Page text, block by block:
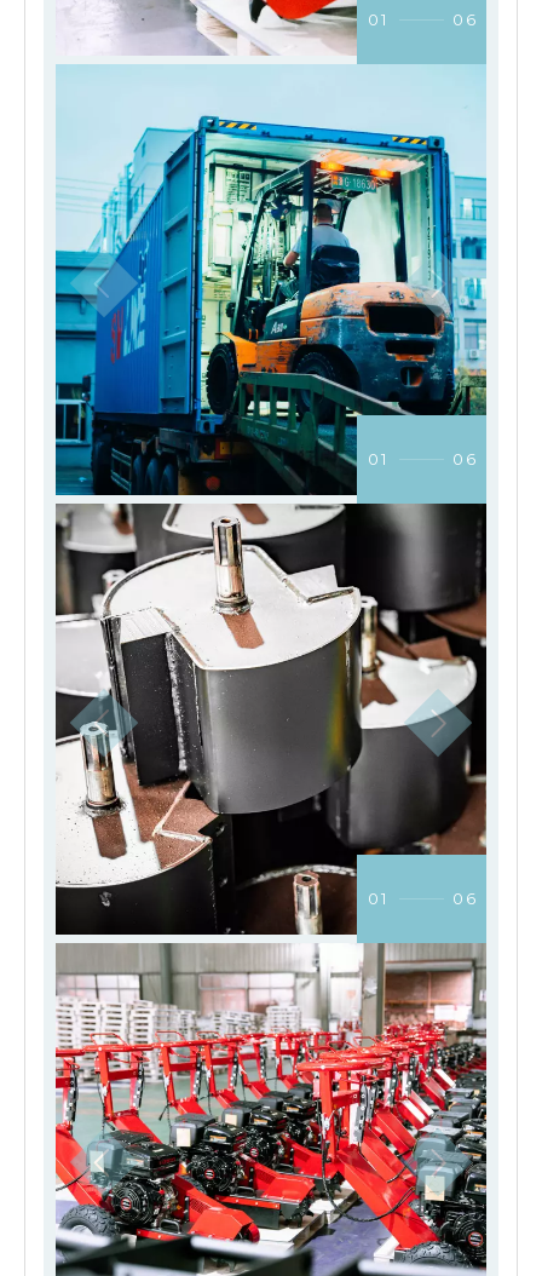
01 06
01 06
01 06